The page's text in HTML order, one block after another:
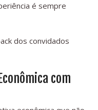
é sempre
dos convidados
com